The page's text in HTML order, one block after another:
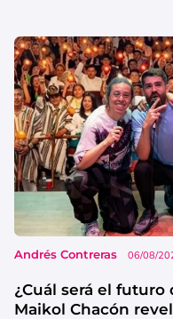
Andrés Contreras 06/08/
¿Cuál será el futuro
Maikol Chacón